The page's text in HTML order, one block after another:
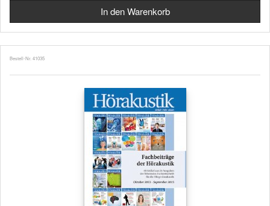
Bestell-Nr. 41035